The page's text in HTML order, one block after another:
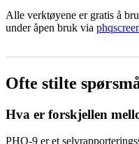
Alle verktøyene er gratis å
under åpen bruk via
Ofte stilte
Hva er forskjellen
PHQ-9 er et